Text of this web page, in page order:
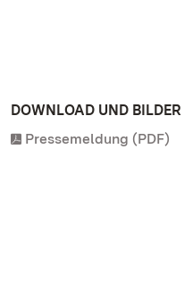
DOWNLOAD UND BILDER
Pressemeldung (PDF)